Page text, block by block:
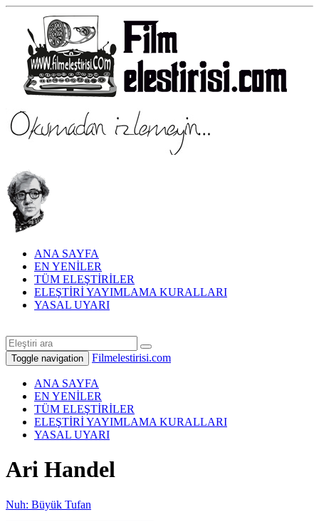
ANA SAYFA
EN YENİLER
TÜM ELEŞTİRİLER
ELEŞTİRİ YAYIMLAMA KURALLARI
YASAL UYARI
Toggle navigation Filmelestirisi.com
ANA SAYFA
EN YENİLER
TÜM ELEŞTİRİLER
ELEŞTİRİ YAYIMLAMA KURALLARI
YASAL UYARI
Ari Handel
Nuh: Büyük Tufan